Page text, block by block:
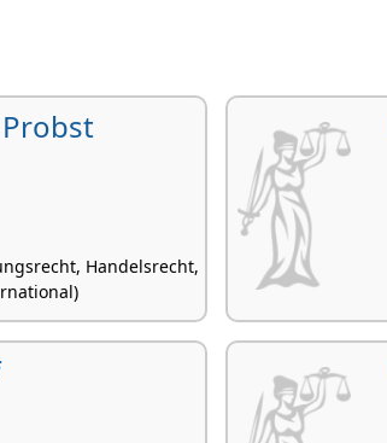
Probst
Handelsrecht,